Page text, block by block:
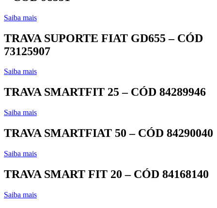
Saiba mais
TRAVA SUPORTE FIAT GD655 – CÓD
73125907
Saiba mais
TRAVA SMARTFIT 25 – CÓD 84289946
Saiba mais
TRAVA SMARTFIAT 50 – CÓD 84290040
Saiba mais
TRAVA SMART FIT 20 – CÓD 84168140
Saiba mais